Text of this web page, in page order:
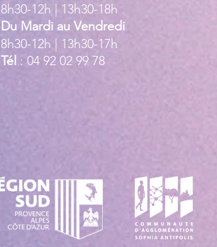
8h30-12h | 13h30-18h
Du Mardi au Vendredi
8h30-12h | 13h30-17h
Tél : 04 92 02 99 78